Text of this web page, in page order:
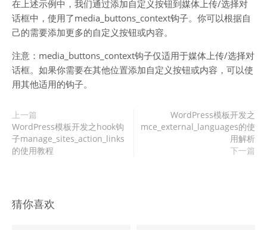
在上述示例中，我们通过添加自定义按钮到媒体上传/选择对
话框中，使用了media_buttons_context钩子。你可以根据自
己的需要添加更多的自定义按钮或内容。
注意：media_buttons_context钩子仅适用于媒体上传/选择对
话框。如果你需要在其他位置添加自定义按钮或内容，可以使
用其他适用的钩子。
上一篇
WordPress模板开发之hook钩
子manage_sites_action_links
的使用教程
WordPress模板开发之
mce_external_languages的使
用解析
下一篇
猜你喜欢